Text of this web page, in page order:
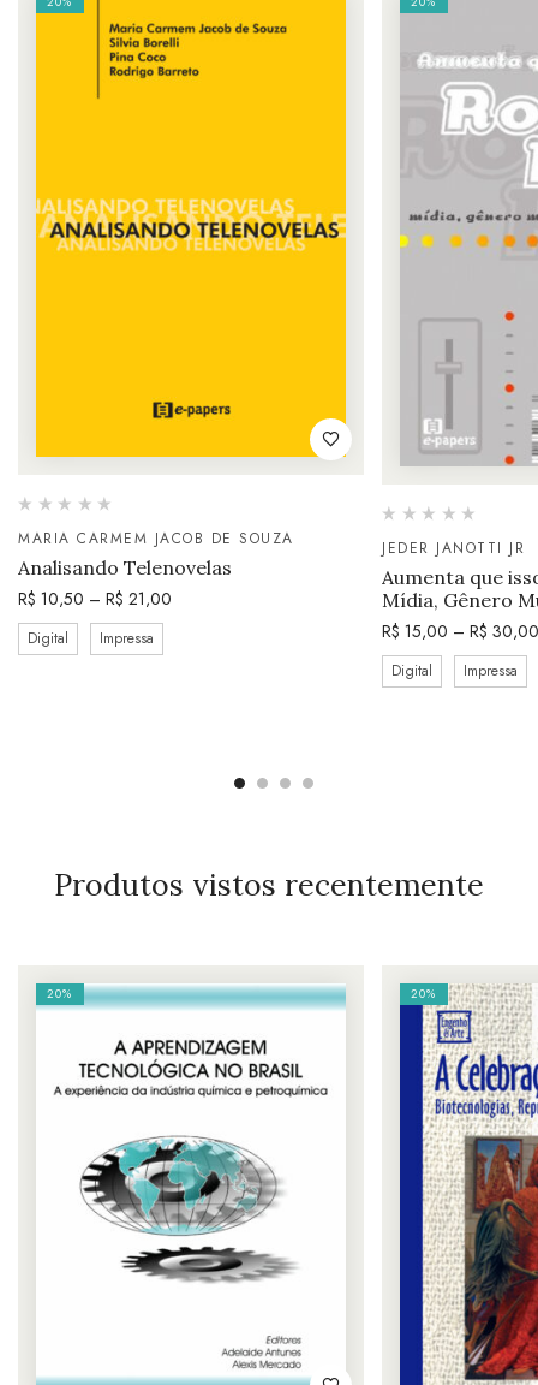
MARIA CARMEM JACOB DE SOUZA
Analisando Telenovelas
R$ 10,50 – R$ 21,00
Digital Impressa
JEDER JANOTTI JR
Aumenta que
Mídia, Gênero
R$ 15,00 – R$ 30,00
Digital Impressa
Produtos vistos recentemente
20% 20%